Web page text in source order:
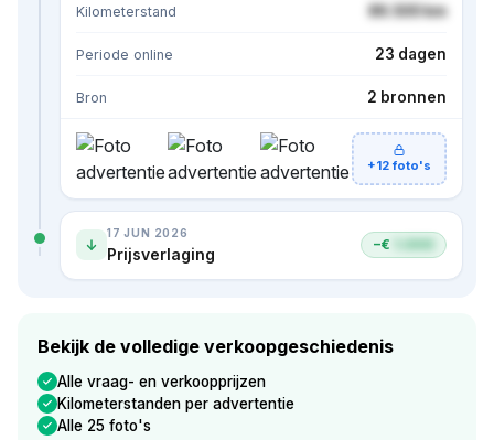
Kilometerstand 86.500 km
Periode online 23 dagen
Bron 2 bronnen
+12 foto's
17 JUN 2026
Prijsverlaging −€
Bekijk de volledige verkoopgeschiedenis
Alle vraag- en verkoopprijzen
Kilometerstanden per advertentie
Alle 25 foto's